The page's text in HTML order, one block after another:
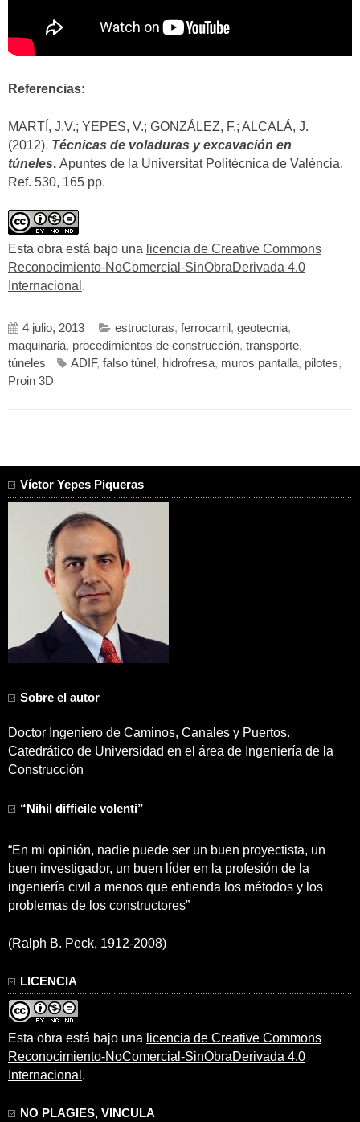
Referencias:
MARTÍ, J.V.; YEPES, V.; GONZÁLEZ, F.; ALCALÁ, J.
(2012). Técnicas de voladuras y excavación en
túneles. Apuntes de la Universitat Politècnica de València.
Ref. 530, 165 pp.
Esta obra está bajo una licencia de Creative Commons
Reconocimiento-NoComercial-SinObraDerivada 4.0
Internacional .
4 julio, 2013 estructuras, ferrocarril , geotecnia,
maquinaria, procedimientos de construcción, transporte,
túneles
ADIF, falso túnel , hidrofresa, muros pantalla, pilotes,
Proin 3D
Víctor Yepes Piqueras
Sobre el autor
Doctor Ingeniero de Caminos, Canales y Puertos.
Catedrático de Universidad en el área de Ingeniería de la
Construcción
“Nihil difficile volenti”
“En mi opinión, nadie puede ser un buen proyectista, un
buen investigador, un buen líder en la profesión de la
ingeniería civil a menos que entienda los métodos y los
problemas de los constructores”
(Ralph B. Peck, 1912-2008)
LICENCIA
Esta obra está bajo una licencia de Creative Commons
Reconocimiento-NoComercial-SinObraDerivada 4.0
Internacional .
NO PLAGIES, VINCULA